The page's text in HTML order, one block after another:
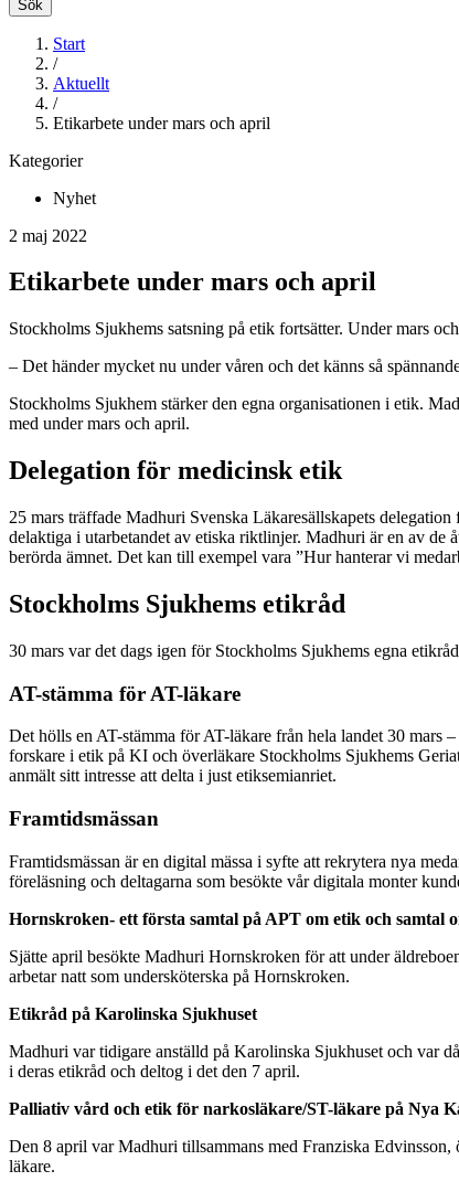
Sök
Start
/
Aktuellt
/
Etikarbete under mars och april
Kategorier
Nyhet
2 maj 2022
Etikarbete under mars och april
Stockholms Sjukhems satsning på etik fortsätter. Under mars
– Det händer mycket nu under våren och det känns så
Stockholms Sjukhem stärker den egna organisationen i etik.
med under mars och april.
Delegation för medicinsk etik
25 mars träffade Madhuri Svenska Läkaresällskapets
delaktiga i utarbetandet av etiska riktlinjer. Madhuri är en av de
berörda ämnet. Det kan till exempel vara ”Hur hanterar vi
Stockholms Sjukhems etikråd
30 mars var det dags igen för Stockholms Sjukhems egna
AT-stämma för AT-läkare
Det hölls en AT-stämma för AT-läkare från hela landet 30 mars
forskare i etik på KI och överläkare Stockholms Sjukhems
anmält sitt intresse att delta i just etiksemianriet.
Framtidsmässan
Framtidsmässan är en digital mässa i syfte att rekrytera nya
föreläsning och deltagarna som besökte vår digitala monter
Hornskroken- ett första samtal på APT om etik och samtal
Sjätte april besökte Madhuri Hornskroken för att under
arbetar natt som undersköterska på Hornskroken.
Etikråd på Karolinska Sjukhuset
Madhuri var tidigare anställd på Karolinska Sjukhuset och var
i deras etikråd och deltog i det den 7 april.
Palliativ vård och etik för narkosläkare/ST-läkare på Nya
Den 8 april var Madhuri tillsammans med Franziska
läkare.